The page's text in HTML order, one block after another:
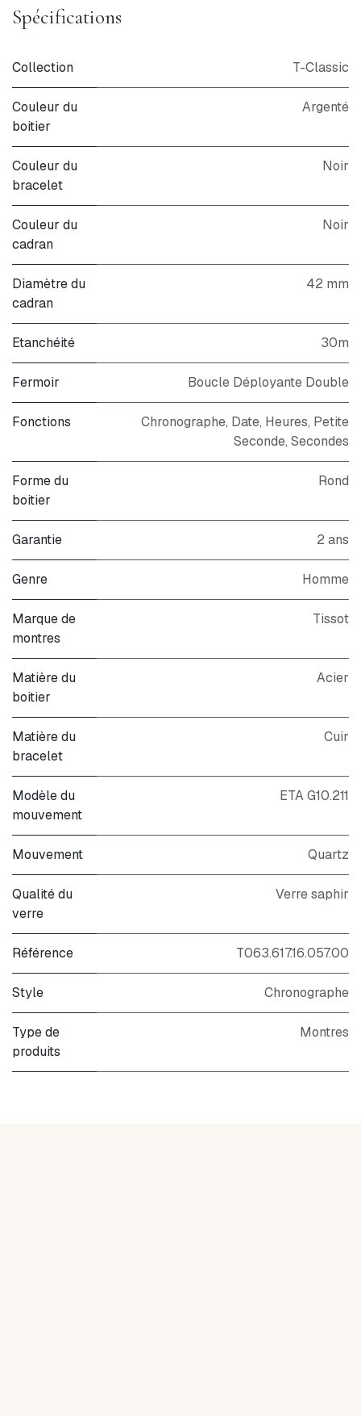
Spécifications
Collection T-Classic
Couleur du
boitier
Argenté
Couleur du
bracelet
Noir
Couleur du
cadran
Noir
Diamètre du
cadran
42 mm
Etanchéité 30m
Fermoir Boucle Déployante Double
Fonctions
Chronographe, Date, Heures, Petite
Seconde, Secondes
Forme du
boitier
Rond
Garantie 2 ans
Genre Homme
Marque de
montres
Tissot
Matière du
boitier
Acier
Matière du
bracelet
Cuir
Modèle du
mouvement
ETA G10.211
Mouvement Quartz
Qualité du
verre
Verre saphir
Référence T063.617.16.057.00
Style Chronographe
Type de
produits
Montres